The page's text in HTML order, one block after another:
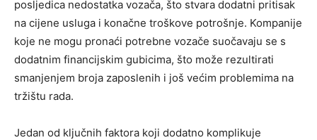
posljedica nedostatka vozača, što stvara dodatni pritisak
na cijene usluga i konačne troškove potrošnje. Kompanije
koje ne mogu pronaći potrebne vozače suočavaju se s
dodatnim financijskim gubicima, što može rezultirati
smanjenjem broja zaposlenih i još većim problemima na
tržištu rada.
Jedan od ključnih faktora koji dodatno komplikuje